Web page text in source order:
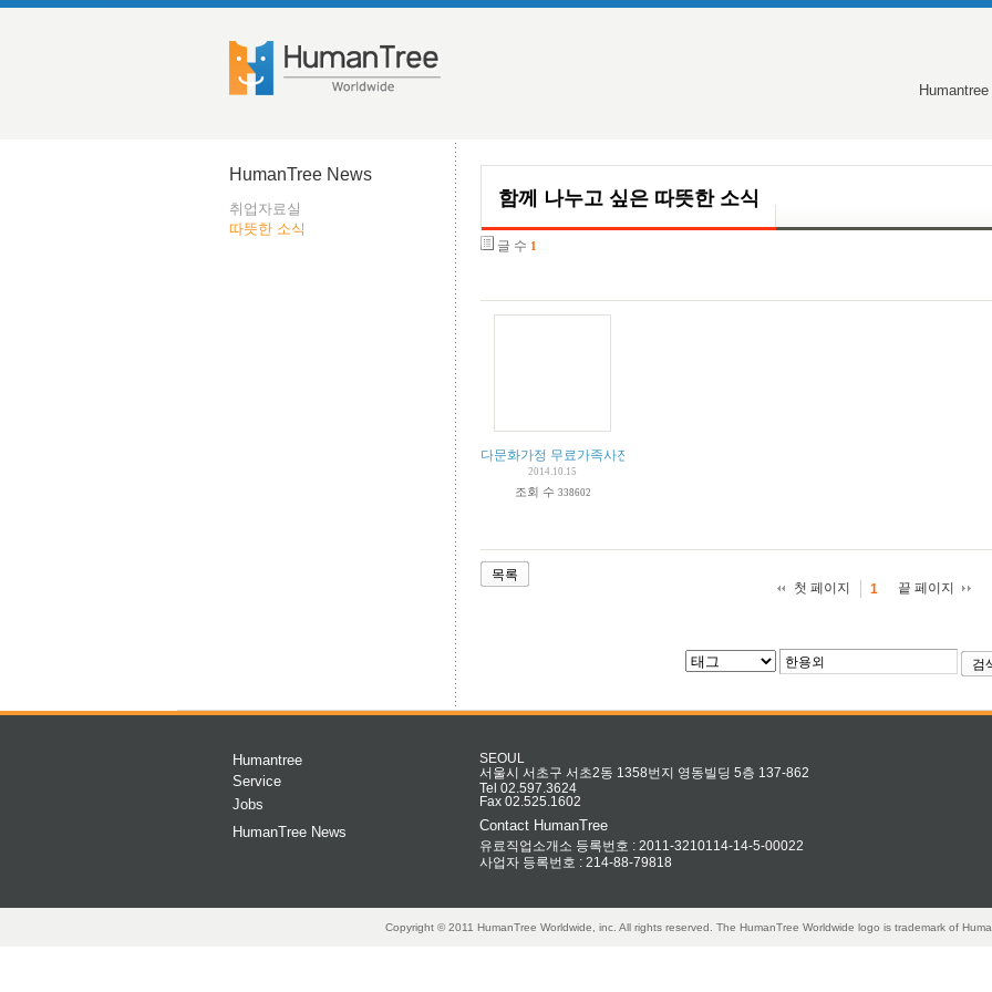
Humantree
HumanTree News
취업자료실
따뜻한 소식
함께 나누고 싶은 따뜻한 소식
글 수 1
다문화가정 무료가족사진촬영 2000가정 인클로버 재단
2014.10.15
조회 수 338602
목록
첫 페이지
1 끝 페이지
검
Humantree
Service
Jobs
HumanTree News
SEOUL
서울시 서초구 서초2동 1358번지 영동빌딩 5층 137-862
Tel 02.597.3624
Fax 02.525.1602
Contact HumanTree
유료직업소개소 등록번호 : 2011-3210114-14-5-00022
사업자 등록번호 : 214-88-79818
Copyright © 2011 HumanTree Worldwide, inc. All rights reserved. The HumanTree Worldwide logo is trademark of